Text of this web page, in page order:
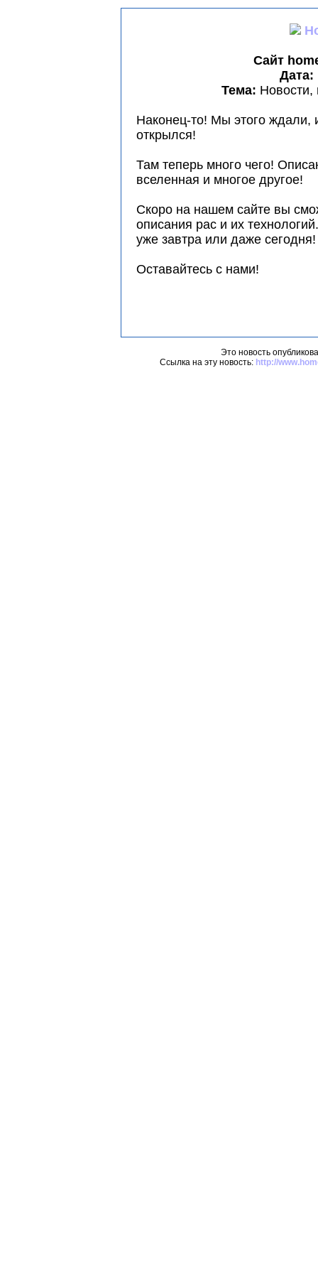
Сайт
Дата:
Тема:
Наконец-то! Мы этого ждали,
открылся!
Там теперь много чего!
вселенная и многое другое!
Скоро на нашем сайте вы
описания рас и их
уже завтра или даже сегодня!
Оставайтесь с нами!
Это новость
Ссылка на эту новость: http://